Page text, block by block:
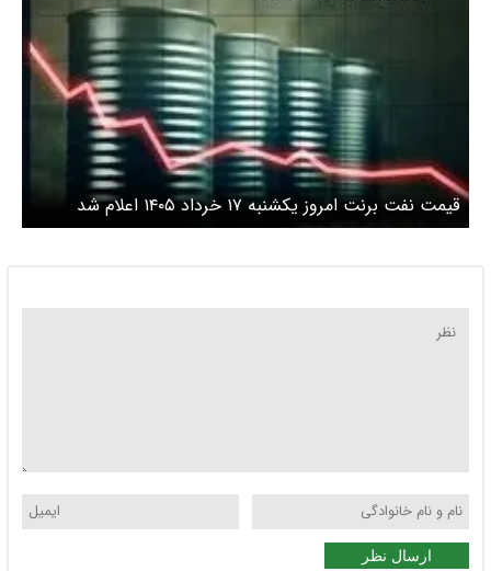
قیمت نفت برنت امروز یکشنبه ۱۷ خرداد ۱۴۰۵ اعلام شد
ارسال نظر